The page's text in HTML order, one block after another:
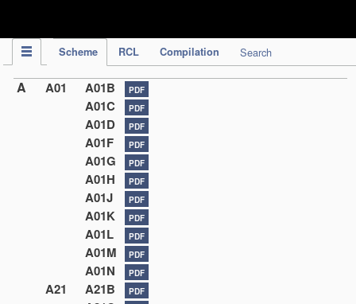
Scheme RCL Compilation Search
A A01 A01B PDF
A01C PDF
A01D PDF
A01F PDF
A01G PDF
A01H PDF
A01J PDF
A01K PDF
A01L PDF
A01M PDF
A01N PDF
A21 A21B PDF